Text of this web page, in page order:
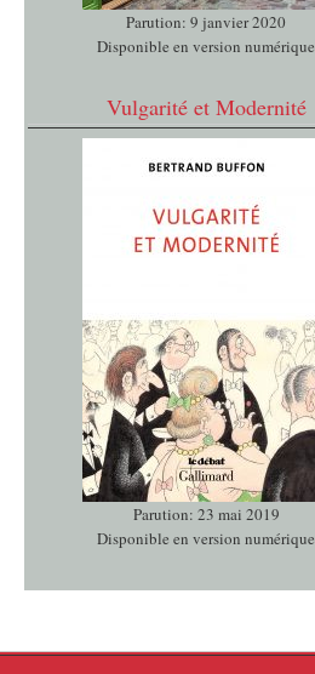
Parution: 9 janvier 2020
Disponible en version numérique
Vulgarité et Modernité
Parution: 23 mai 2019
Disponible en version numérique